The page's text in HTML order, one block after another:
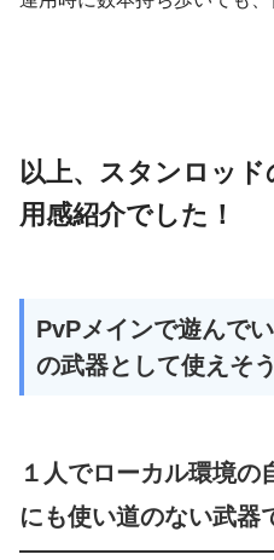
以上、スタンロッ
用感紹介でした！
PvPメインで遊んで
の武器として使えそ
１人でローカル環境の
にも使い道のない武器